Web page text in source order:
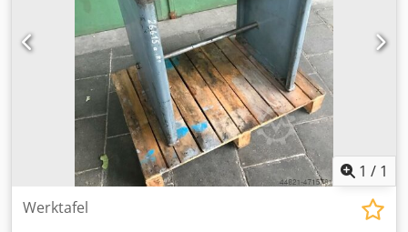
1 / 1
Werktafel